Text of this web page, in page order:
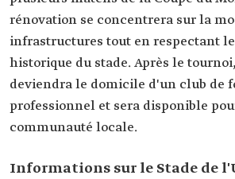
rénovation se concentrera sur la
infrastructures tout en respectant
historique du stade. Après le
deviendra le domicile d'un club de
professionnel et sera disponible
communauté locale.
Informations sur le Stade de